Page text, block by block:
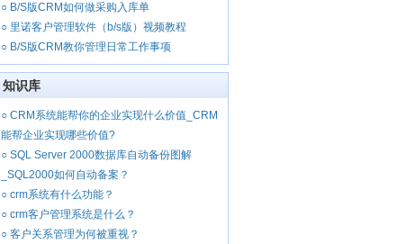
○ B/S版CRM如何做采购入库单
○ 里诺客户管理软件（b/s版）视频教程
○ B/S版CRM教你管理日常工作事项
知识库
○ CRM系统能帮你的企业实现什么价值_CRM
能帮企业实现哪些价值?
○ SQL Server 2000数据库自动备份图解
_SQL2000如何自动备案？
○ crm系统有什么功能？
○ crm客户管理系统是什么？
○ 客户关系管理为何被重视？